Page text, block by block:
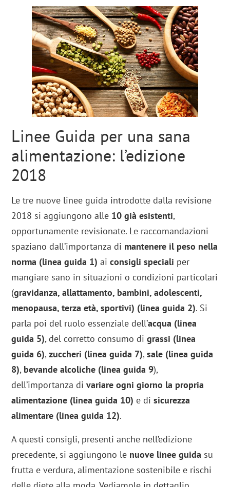
Linee Guida per una sana
alimentazione: l’edizione
2018
Le tre nuove linee guida introdotte dalla revisione
2018 si aggiungono alle 10 già esistenti,
opportunamente revisionate. Le raccomandazioni
spaziano dall’importanza di mantenere il peso nella
norma (linea guida 1) aiconsigli speciali per
mangiare sano in situazioni o condizioni particolari
(gravidanza, allattamento, bambini, adolescenti,
menopausa, terza età, sportivi) (linea guida 2). Si
parla poi del ruolo essenziale dell’acqua (linea
guida 5), del corretto consumo digrassi (linea
guida 6),zuccheri (linea guida 7),sale (linea guida
8), bevande alcoliche (linea guida 9),
dell’importanza divariare ogni giorno la propria
alimentazione (linea guida 10) e disicurezza
alimentare (linea guida 12).
A questi consigli, presenti anche nell’edizione
precedente, si aggiungono le nuove linee guida su
frutta e verdura, alimentazione sostenibile e rischi